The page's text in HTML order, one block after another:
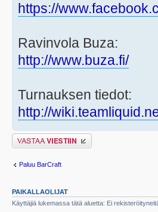
https://
Ravinvola Buza:
http://www.buza.fi/
Turnauksen tiedot:
http://
Lähetä vastaus
Paluu BarCraft
PAIKALLAOLIJAT
Käyttäjiä lukemassa tätä aluetta: Ei